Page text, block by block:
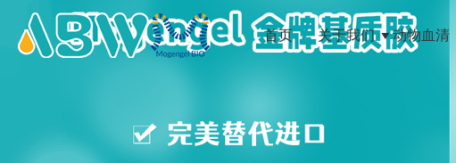
首页 关于我们 动物血清